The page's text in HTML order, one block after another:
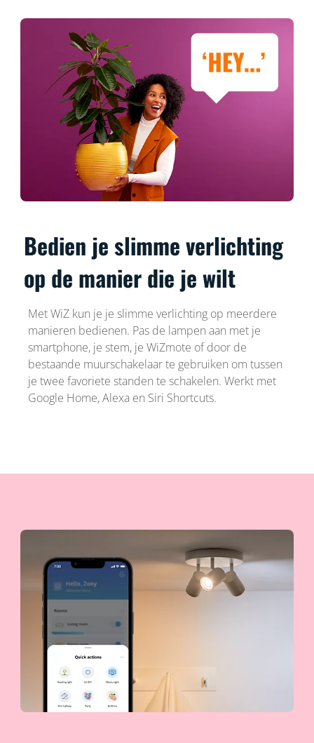
Bedien je slimme verlichting
op de manier die je wilt
Met WiZ kun je je slimme verlichting op meerdere
manieren bedienen. Pas de lampen aan met je
smartphone, je stem, je WiZmote of door de
bestaande muurschakelaar te gebruiken om tussen
je twee favoriete standen te schakelen. Werkt met
Google Home, Alexa en Siri Shortcuts.